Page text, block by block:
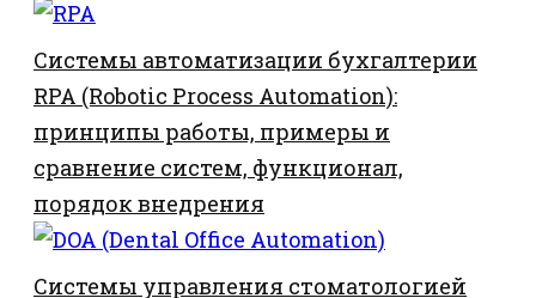
Системы автоматизации бухгалтерии
RPA (Robotic Process Automation):
принципы работы, примеры и
сравнение систем, функционал,
порядок внедрения
Системы управления стоматологией